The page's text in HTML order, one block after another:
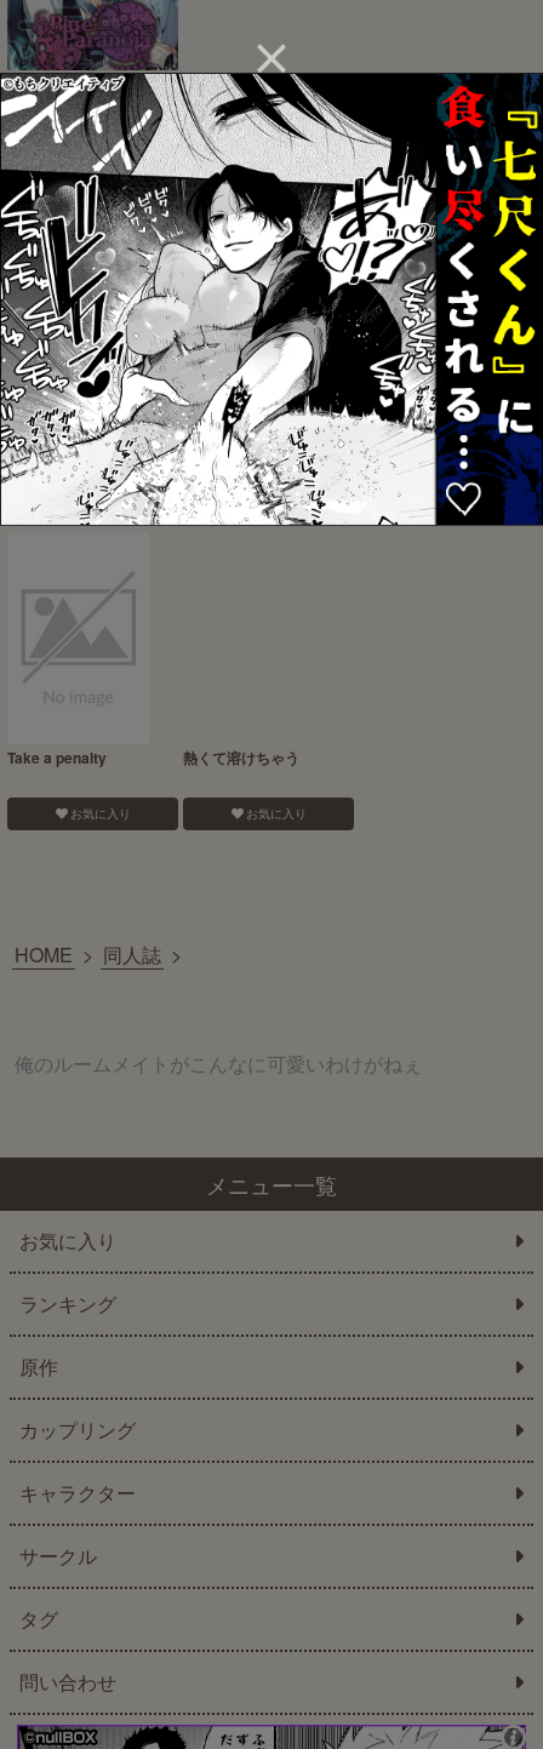
Blue Paranoia
お気に入り
バナナスプリットホット
ファッジサンデー
お気に入り
認知の力ってすげぇ！！
お気に入り
おねがいだからいいこと
聞いて
お気に入り
ベガスの夜に跳ぶ兎
お気に入り
みたしてうそつきねこか
ぶり
お気に入り
Take a penalty
お気に入り
熱くて溶けちゃう
お気に入り
HOME > 同人誌 >
俺のルームメイトがこんなに可愛いわけがねぇ
メニュー一覧
お気に入り
ランキング
原作
カップリング
キャラクター
サークル
タグ
問い合わせ